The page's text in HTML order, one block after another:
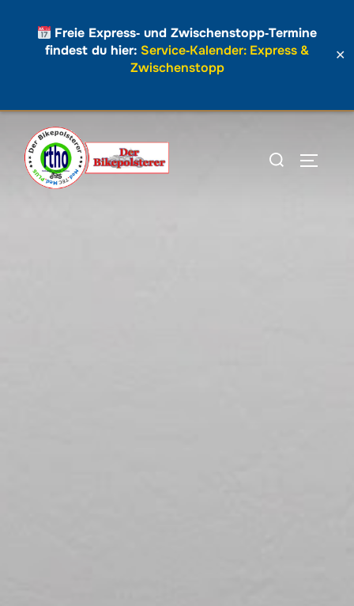
Inhalt
springen
Freie Express‑ und Zwischenstopp‑Termine
findest du hier: Service‑Kalender: Express &
Zwischenstopp
✕
Suchen